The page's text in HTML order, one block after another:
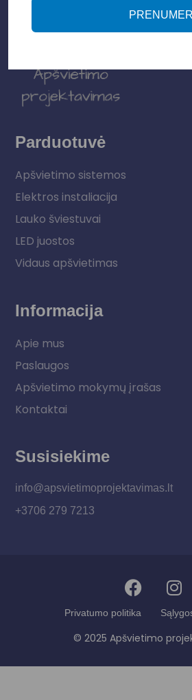
Parduotuvė
Apšvietimo sistemos
Elektros instaliacija
Lauko šviestuvai
LED juostos
Vidaus apšvietimas
Informacija
Apie mus
Paslaugos
Apšvietimo mokymų įrašas
Kontaktai
Susisiekime
info@apsvietimoprojektavimas.lt
+3706 279 7213
Privatumo politika
© 2025 Apšvietimo